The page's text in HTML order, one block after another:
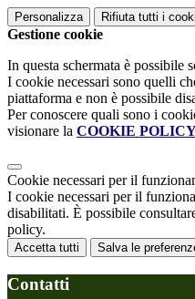
Personalizza Rifiuta tutti i
Gestione cookie
In questa schermata è possibile
I cookie necessari sono quelli
piattaforma e non è possibile
Per conoscere quali sono i
visionare la COOKIE
Cookie necessari per il
I cookie necessari per il
disabilitati. È possibile
policy.
Accetta tutti Salva le
Contatti